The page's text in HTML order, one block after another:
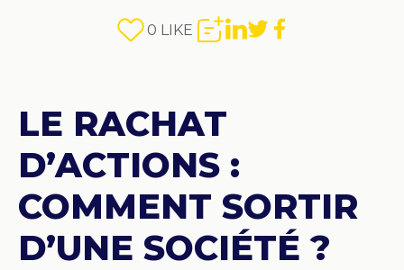
0 LIKE
LE RACHAT
D’ACTIONS :
COMMENT SORTIR
D’UNE SOCIÉTÉ ?